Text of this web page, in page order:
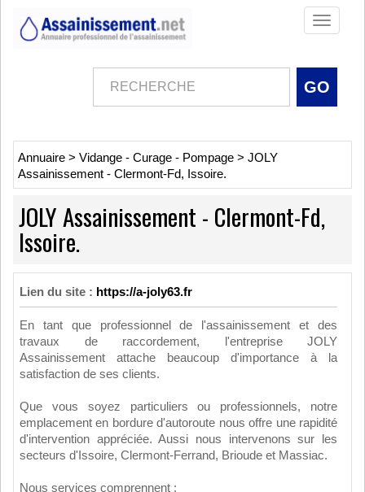
Toggle
Annuaire > Vidange - Curage - Pompage > JOLY
Assainissement - Clermont-Fd, Issoire.
JOLY Assainissement - Clermont-Fd,
Issoire.
Lien du site : https://a-joly63.fr
En tant que professionnel de l'assainissement et des
travaux de raccordement, l'entreprise JOLY
Assainissement attache beaucoup d'importance à la
satisfaction de ses clients.
Que vous soyez particuliers ou professionnels, notre
emplacement en bordure d'autoroute nous offre une rapidité
d'intervention appréciée. Aussi nous intervenons sur les
secteurs d'Issoire, Clermont-Ferrand, Brioude et Massiac.
Nous services comprennent :